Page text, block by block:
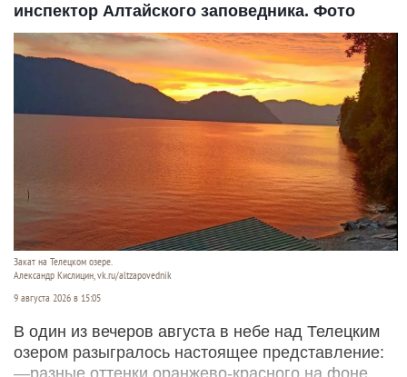
инспектор Алтайского заповедника. Фото
Закат на Телецком озере.
Александр Кислицин, vk.ru/altzapovednik
9 августа 2026 в 15:05
В один из вечеров августа в небе над Телецким
озером разыгралось настоящее представление:
—разные оттенки оранжево-красного на фоне